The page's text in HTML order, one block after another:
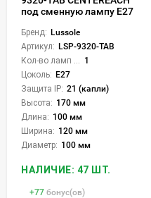
под сменную лампу Е27
Бренд: Lussole
Артикул: LSP-9320-TAB
1
Цоколь: E27
Защита IP: 21 (капли)
Высота: 170 мм
Длина: 100 мм
Ширина: 120 мм
Диаметр: 100 мм
НАЛИЧИЕ: 47 ШТ.
+77 бонус(ов)